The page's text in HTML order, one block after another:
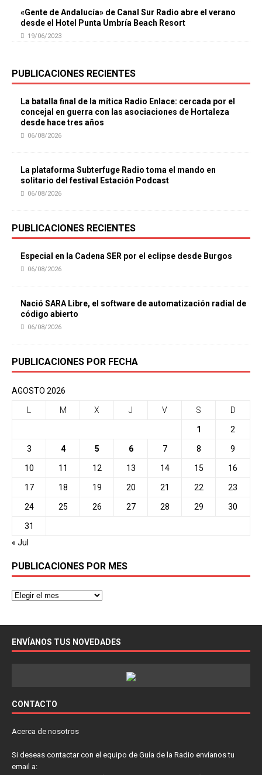
«Gente de Andalucía» de Canal Sur Radio abre el verano
desde el Hotel Punta Umbría Beach Resort
19/06/2023
PUBLICACIONES RECIENTES
La batalla final de la mítica Radio Enlace: cercada por el
concejal en guerra con las asociaciones de Hortaleza
desde hace tres años
06/08/2026
La plataforma Subterfuge Radio toma el mando en
solitario del festival Estación Podcast
06/08/2026
PUBLICACIONES RECIENTES
Especial en la Cadena SER por el eclipse desde Burgos
06/08/2026
Nació SARA Libre, el software de automatización radial de
código abierto
06/08/2026
PUBLICACIONES POR FECHA
AGOSTO 2026
M X J V S D
1 2
3 4 5 6 7 8 9
10 11 12 13 14 15 16
17 18 19 20 21 22 23
24 25 26 27 28 29 30
31
« Jul
PUBLICACIONES POR MES
ENVÍANOS TUS NOVEDADES
CONTACTO
Acerca de nosotros
Si deseas contactar con el equipo de Guía de la Radio envíanos tu
email a: